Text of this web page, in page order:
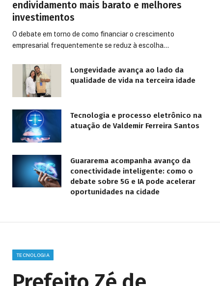
endividamento mais barato e melhores
investimentos
O debate em torno de como financiar o crescimento
empresarial frequentemente se reduz à escolha…
Longevidade avança ao lado da
qualidade de vida na terceira idade
Tecnologia e processo eletrônico na
atuação de Valdemir Ferreira Santos
Guararema acompanha avanço da
conectividade inteligente: como o
debate sobre 5G e IA pode acelerar
oportunidades na cidade
TECNOLOGIA